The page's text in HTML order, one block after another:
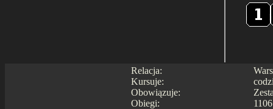
Relacja:
Kursuje:
Obowiązuje:
Obiegi: